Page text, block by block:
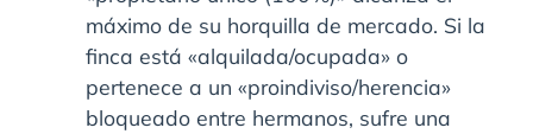
máximo de su horquilla de mercado. Si la
finca está «alquilada/ocupada» o
pertenece a un «proindiviso/herencia»
bloqueado entre hermanos, sufre una